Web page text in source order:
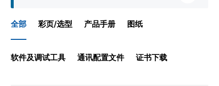
全部 彩页/选型 产品手册 图纸
软件及调试工具 通讯配置文件 证书下载